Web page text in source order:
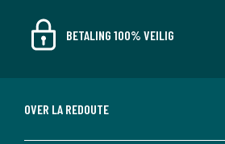
BETALING 100% VEILIG
OVER LA REDOUTE